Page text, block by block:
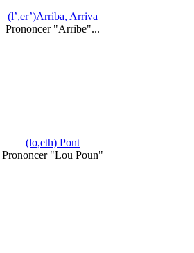
(l’,er’)Arriba, Arriva
Prononcer "Arribe"...
(lo,eth) Pont
Prononcer "Lou Poun"